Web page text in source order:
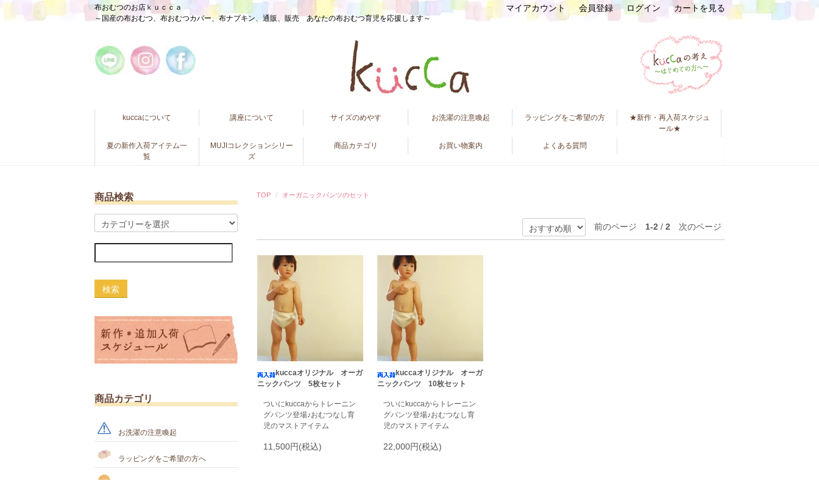
布おむつのお店ｋｕｃｃａ
～国産の布おむつ、布おむつカバー、布ナプキン、通販、販売 あなたの布おむつ育児を応援します～
マイアカウント 会員登録 ログイン カートを見る
kuccaについて 講座について サイズのめやす お洗濯の注意喚起 ラッピングをご希望の方
★新作・再入荷スケジュ
ール★
夏の新作入荷アイテム一
覧
MUJIコレクションシリー
ズ
商品カテゴリ お買い物案内 よくある質問
TOP オーガニックパンツのセット
前のページ 1-2/2 次のページ
kuccaオリジナル オーガ
ニックパンツ 5枚セット
ついにkuccaからトレーニン
グパンツ登場♪おむつなし育
児のマストアイテム
11,500円(税込)
kuccaオリジナル オーガ
ニックパンツ 10枚セット
ついにkuccaからトレーニン
グパンツ登場♪おむつなし育
児のマストアイテム
22,000円(税込)
商品検索
検索
商品カテゴリ
お洗濯の注意喚起
ラッピングをご希望の方へ